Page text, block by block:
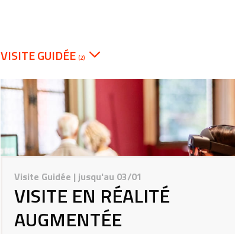
VISITE GUIDÉE(2)
Visite Guidée | jusqu'au 03/01
VISITE EN RÉALITÉ
AUGMENTÉE